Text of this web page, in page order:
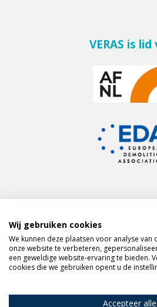
VERAS is lid
Meld je aan voor de
VERAS nieuwsbrief
Volg VERAS op
Wij gebruiken cookies
We kunnen deze plaatsen voor analyse van
onze website te verbeteren,
een geweldige website-ervaring te bieden.
cookies die we gebruiken opent u de
Accepteer